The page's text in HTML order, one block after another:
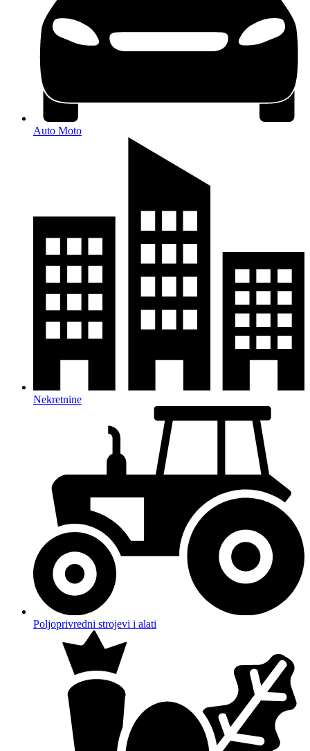
Auto Moto
Nekretnine
Poljoprivredni strojevi i alati